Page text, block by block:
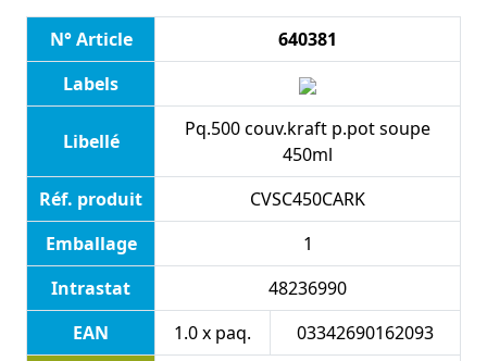
N° Article
640381
Labels
Libellé
Pq.500 couv.kraft p.pot soupe
450ml
Réf. produit
CVSC450CARK
Emballage
1
Intrastat
48236990
EAN
1.0 x paq.
03342690162093